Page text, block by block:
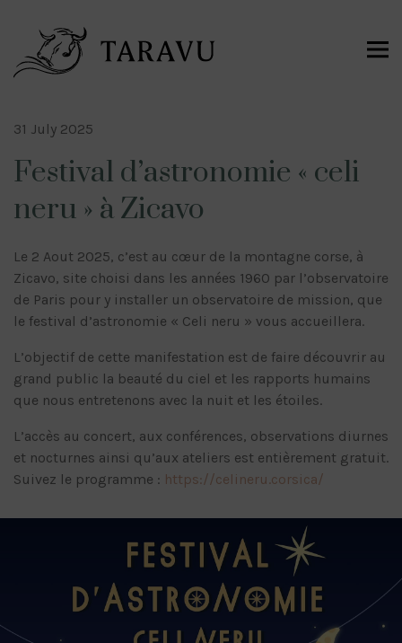
31 July 2025
Festival d’astronomie « celi
neru » à Zicavo
Le 2 Aout 2025, c’est au cœur de la montagne corse, à
Zicavo, site choisi dans les années 1960 par l’observatoire
de Paris pour y installer un observatoire de mission, que
le festival d’astronomie « Celi neru » vous accueillera.
L’objectif de cette manifestation est de faire découvrir au
grand public la beauté du ciel et les rapports humains
que nous entretenons avec la nuit et les étoiles.
L’accès au concert, aux conférences, observations diurnes
et nocturnes ainsi qu’aux ateliers est entièrement gratuit.
Suivez le programme : https://celineru.corsica/